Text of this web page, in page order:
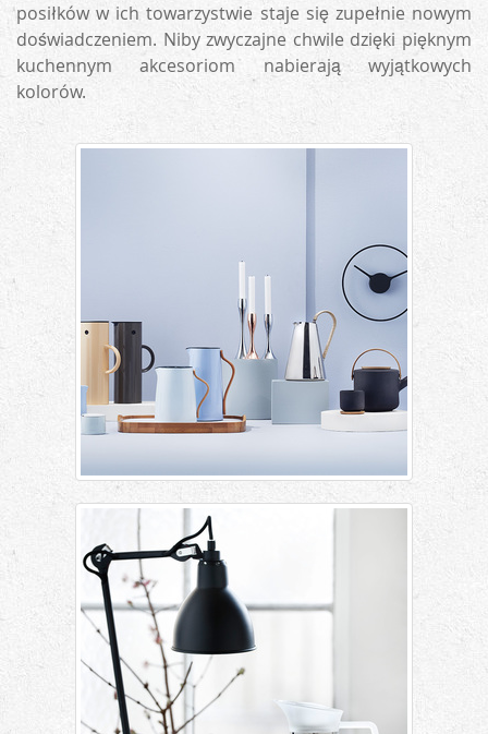
posiłków w ich towarzystwie staje się zupełnie nowym
doświadczeniem. Niby zwyczajne chwile dzięki pięknym
kuchennym akcesoriom nabierają wyjątkowych
kolorów.